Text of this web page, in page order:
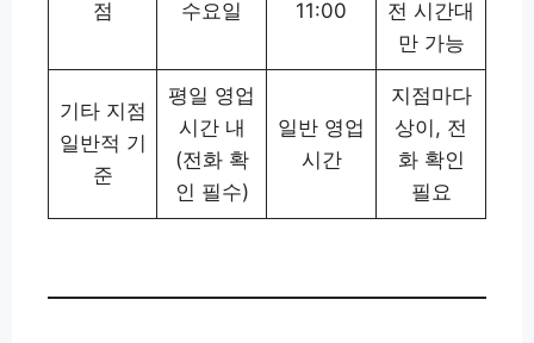
점
수요일
11:00
전 시간대
만 가능
기타 지점
일반적 기
준
평일 영업
시간 내
(전화 확
인 필수)
일반 영업
시간
지점마다
상이, 전
화 확인
필요